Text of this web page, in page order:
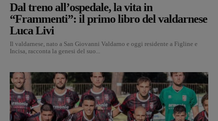
Dal treno all’ospedale, la vita in
“Frammenti”: il primo libro del valdarnese
Luca Livi
Il valdarnese, nato a San Giovanni Valdarno e oggi residente a Figline e
Incisa, racconta la genesi del suo...